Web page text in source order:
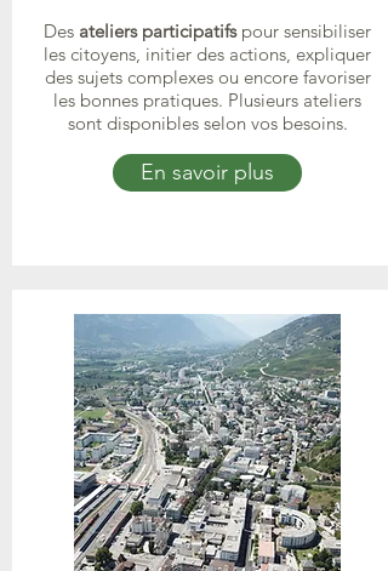
Des ateliers participatifs pour sensibiliser
les citoyens, initier des actions, expliquer
des sujets complexes ou encore favoriser
les bonnes pratiques. Plusieurs ateliers
sont disponibles selon vos besoins.
En savoir plus